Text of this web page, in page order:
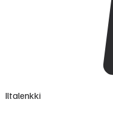
Iltalenkki